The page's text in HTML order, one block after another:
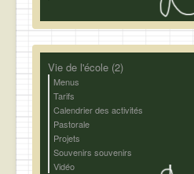
Vie de l'école (2)
Menus
Tarifs
Calendrier des activités
Pastorale
Projets
Souvenirs souvenirs
Vidéo